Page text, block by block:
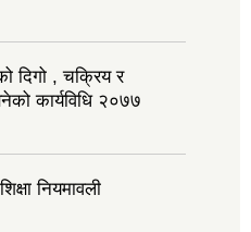
दिगो , चक्रिय र
कार्यविधि २०७७
नियमावली